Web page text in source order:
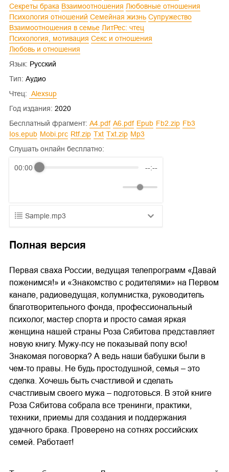
Секреты брака
Взаимоотношения
Любовные отношения
Психология отношений
Семейная жизнь
Супружество
Взаимоотношения в семье
ЛитРес: чтец
Психология, мотивация
Секс и отношения
Любовь и отношения
Язык: Русский
Тип: Аудио
Чтец:
alexsup
Год издания: 2020
Бесплатный фрагмент:
a4.pdf a6.pdf epub fb2.zip
fb3
ios.epub
mobi.prc rtf.zip txt txt.zip
mp3
Слушать онлайн бесплатно:
00:00 --:--
Sample.mp3
03.mp3 14:00
Полная версия
Первая сваха России, ведущая телепрограмм «Давай
поженимся!» и «Знакомство с родителями» на Первом
канале, радиоведущая, колумнистка, руководитель
благотворительного фонда, профессиональный
психолог, мастер спорта и просто самая яркая
женщина нашей страны Роза Сябитова представляет
новую книгу. Мужу-псу не показывай попу всю!
Знакомая поговорка? А ведь наши бабушки были в
чем-то правы. Не будь простодушной, семья – это
сделка. Хочешь быть счастливой и сделать
счастливым своего мужа – подготовься. В этой книге
Роза Сябитова собрала все тренинги, практики,
техники, приемы для создания и поддержания
удачного брака. Проверено на сотнях российских
семей. Работает!